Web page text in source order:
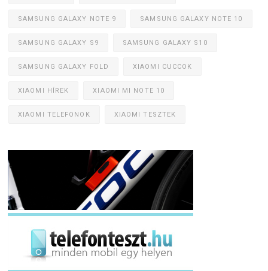
SAMSUNG GALAXY NOTE 9 SAMSUNG GALAXY NOTE 10
SAMSUNG GALAXY S9 SAMSUNG GALAXY S10
SAMSUNG GALAXY FOLD XIAOMI CUCCOK
XIAOMI HÍREK XIAOMI MI NOTE 10
XIAOMI TELEFONOK XIAOMI TESZTEK